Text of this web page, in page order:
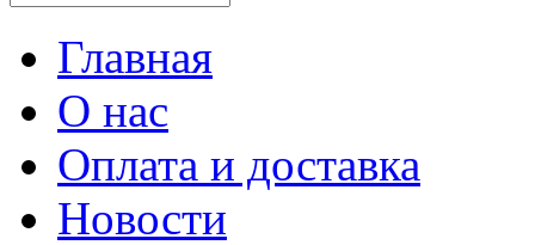
Главная
О нас
Оплата и доставка
Новости